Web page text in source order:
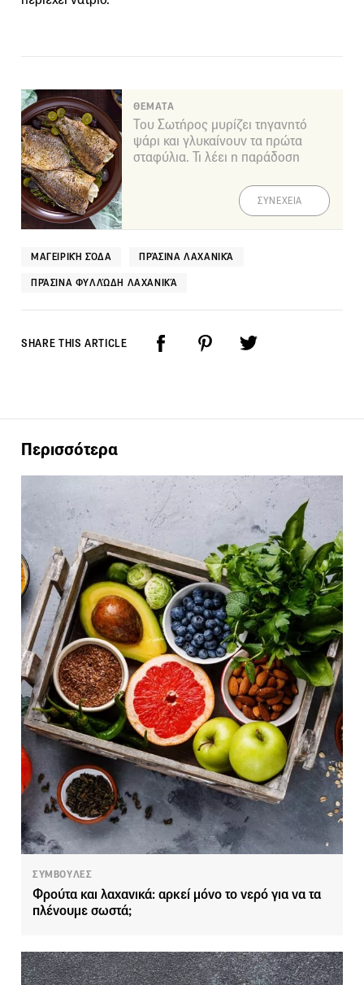
ΘΕΜΑΤΑ
Του Σωτήρος μυρίζει τηγανητό
ψάρι και γλυκαίνουν τα πρώτα
σταφύλια. Τι λέει η παράδοση
ΣΥΝΕΧΕΙΑ
ΜΑΓΕΙΡΙΚΉ ΣΌΔΑ ΠΡΆΣΙΝΑ ΛΑΧΑΝΙΚΆ
ΠΡΆΣΙΝΑ ΦΥΛΛΏΔΗ ΛΑΧΑΝΙΚΆ
SHARE THIS ARTICLE
Περισσότερα
ΣΥΜΒΟΥΛΕΣ
Φρούτα και λαχανικά: αρκεί μόνο το νερό για να τα
πλένουμε σωστά;